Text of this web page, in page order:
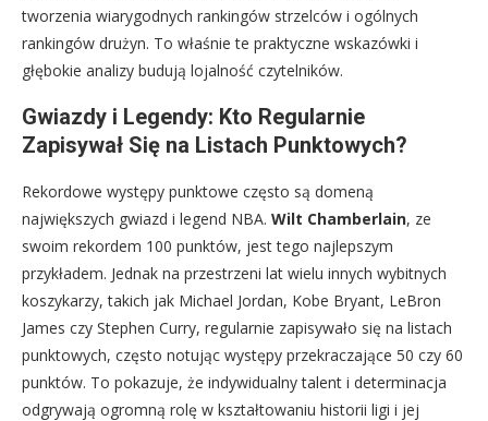
tworzenia wiarygodnych rankingów strzelców i ogólnych
rankingów drużyn. To właśnie te praktyczne wskazówki i
głębokie analizy budują lojalność czytelników.
Gwiazdy i Legendy: Kto Regularnie
Zapisywał Się na Listach Punktowych?
Rekordowe występy punktowe często są domeną
największych gwiazd i legend NBA. Wilt Chamberlain, ze
swoim rekordem 100 punktów, jest tego najlepszym
przykładem. Jednak na przestrzeni lat wielu innych wybitnych
koszykarzy, takich jak Michael Jordan, Kobe Bryant, LeBron
James czy Stephen Curry, regularnie zapisywało się na listach
punktowych, często notując występy przekraczające 50 czy 60
punktów. To pokazuje, że indywidualny talent i determinacja
odgrywają ogromną rolę w kształtowaniu historii ligi i jej